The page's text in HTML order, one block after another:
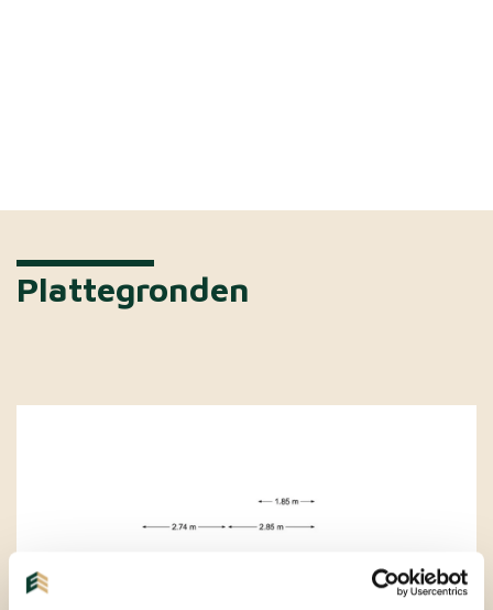
Plattegronden